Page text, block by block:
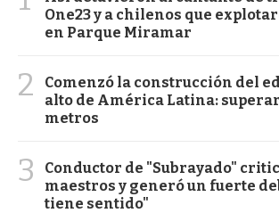
One23 y a chilenos que
en Parque Miramar
2
Comenzó la construcción del
alto de América Latina:
metros
3
Conductor de "Subrayado"
maestros y generó un fuerte
tiene sentido"